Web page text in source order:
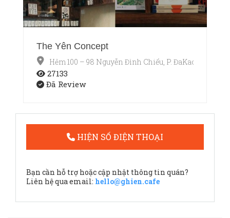
The Yên Concept
Hẻm 100 – 98 Nguyễn Đình Chiểu, P. ĐaKao, Quận 1,
27133
Đã Review
HIỆN SỐ ĐIỆN THOẠI
Bạn cần hỗ trợ hoặc cập nhật thông tin quán?
Liên hệ qua email: hello@ghien.cafe